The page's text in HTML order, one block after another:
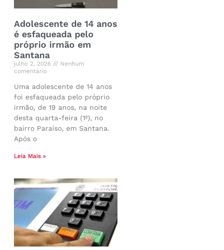
Adolescente de 14 anos
é esfaqueada pelo
próprio irmão em
Santana
julho 2, 2026
Nenhum
comentário
Uma adolescente de 14 anos
foi esfaqueada pelo próprio
irmão, de 19 anos, na noite
desta quarta-feira (1º), no
bairro Paraíso, em Santana.
Após o
Leia Mais »